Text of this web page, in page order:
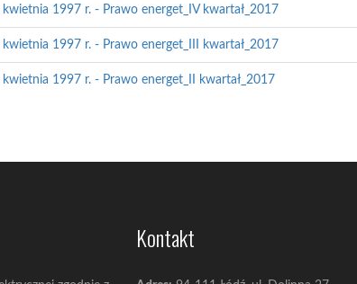
1997 r. - Prawo energet_IV kwartał_2017
1997 r. - Prawo energet_III kwartał_2017
1997 r. - Prawo energet_II kwartał_2017
Kontakt